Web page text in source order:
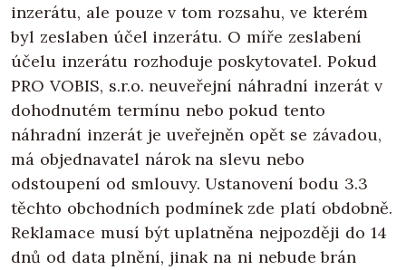
inzerátu, ale pouze v tom rozsahu, ve kterém
byl zeslaben účel inzerátu. O míře zeslabení
účelu inzerátu rozhoduje poskytovatel. Pokud
PRO VOBIS, s.r.o. neuveřejní náhradní inzerát v
dohodnutém termínu nebo pokud tento
náhradní inzerát je uveřejněn opět se závadou,
má objednavatel nárok na slevu nebo
odstoupení od smlouvy. Ustanovení bodu 3.3
těchto obchodních podmínek zde platí obdobně.
Reklamace musí být uplatněna nejpozději do 14
dnů od data plnění, jinak na ni nebude brán